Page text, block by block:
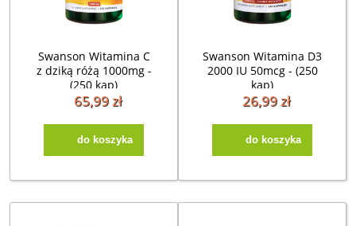
Swanson Witamina C
z dziką różą 1000mg -
(250 kap)
65,99 zł
do koszyka
Swanson Witamina D3
2000 IU 50mcg - (250
kap)
26,99 zł
do koszyka